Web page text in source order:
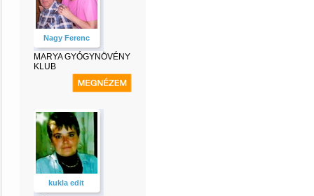
Nagy Ferenc
MARYA GYÓGYNÖVÉNY
KLUB
kukla edit